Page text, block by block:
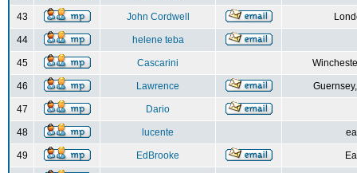
43 John Cordwell
44 helene teba
45 Cascarini
46 Lawrence
47 Dario
48 lucente
49 EdBrooke